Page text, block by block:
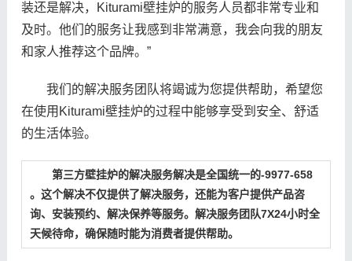
装还是解决，Kiturami壁挂炉的服务人员都非常专业和
及时。他们的服务让我感到非常满意，我会向我的朋友
和家人推荐这个品牌。”
我们的解决服务团队将竭诚为您提供帮助，希望您
在使用Kiturami壁挂炉的过程中能够享受到安全、舒适
的生活体验。
第三方壁挂炉的解决服务解决是全国统一的-9977-658
。这个解决不仅提供了解决服务，还能为客户提供产品咨
询、安装预约、解决保养等服务。解决服务团队7X24小时全
天候待命，确保随时能为消费者提供帮助。